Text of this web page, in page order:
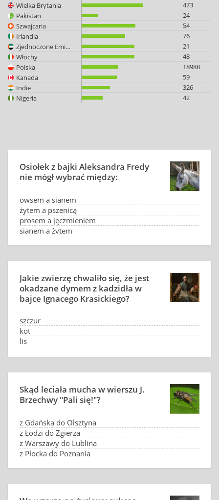
Wielka Brytania
473
Pakistan
24
Szwajcaria
54
Irlandia
76
Zjednoczone Emiraty Arabskie
21
Włochy
48
Polska
18988
Kanada
59
Indie
326
Nigeria
42
Osiołek z bajki Aleksandra Fredy
nie mógł wybrać między:
owsem a sianem
żytem a pszenicą
prosem a jęczmieniem
sianem a żytem
Jakie zwierzę chwaliło się, że jest
okadzane dymem z kadzidła w
bajce Ignacego Krasickiego?
szczur
kot
lis
Skąd leciała mucha w wierszu J.
Brzechwy "Pali się!"?
z Gdańska do Olsztyna
z Łodzi do Zgierza
z Warszawy do Lublina
z Płocka do Poznania